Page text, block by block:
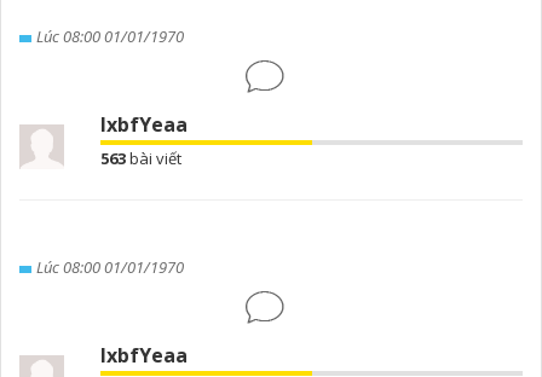
Lúc 08:00 01/01/1970
lxbfYeaa
563bài viết
Lúc 08:00 01/01/1970
lxbfYeaa